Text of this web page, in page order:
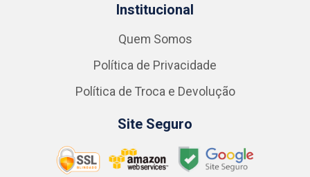
Institucional
Quem Somos
Política de Privacidade
Política de Troca e Devolução
Site Seguro